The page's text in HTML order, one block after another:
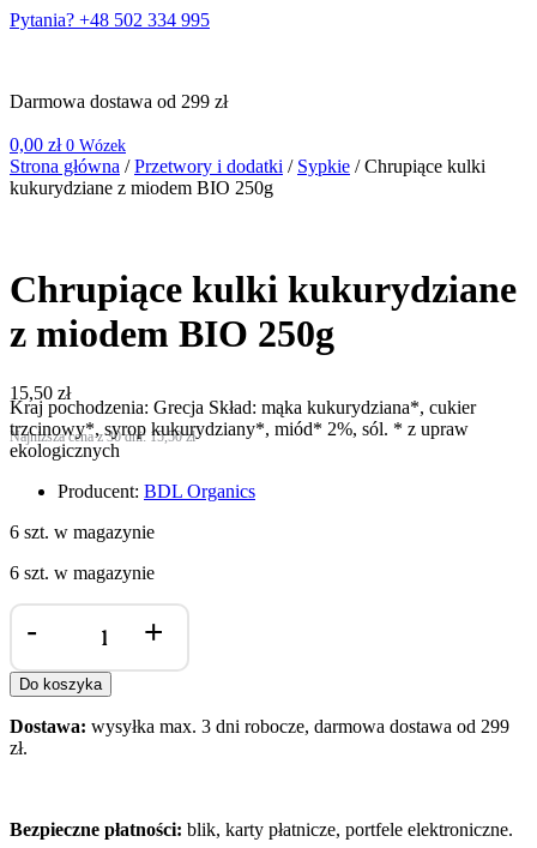
Pytania? +48 502 334 995
Darmowa dostawa od 299 zł
0,00 zł 0 Wózek
Strona główna /Przetwory i dodatki / Sypkie / Chrupiące kulki
kukurydziane z miodem BIO 250g
Chrupiące kulki kukurydziane
z miodem BIO 250g
15,50 zł
Najniższa cena z 30 dni: 15,50zł
Kraj pochodzenia: Grecja Skład: mąka kukurydziana*, cukier
trzcinowy*, syrop kukurydziany*, miód* 2%, sól. * z upraw
ekologicznych
Producent: BDL Organics
6 szt. w magazynie
6 szt. w magazynie
ilość
Chrupiące
kukurydziane
z
miodem
BIO
- +
Do koszyka
Dostawa: wysyłka max. 3 dni robocze, darmowa dostawa od 299
zł.
Bezpieczne płatności: blik, karty płatnicze, portfele elektroniczne.